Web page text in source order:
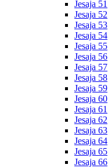
Jesaja 51
Jesaja 52
Jesaja 53
Jesaja 54
Jesaja 55
Jesaja 56
Jesaja 57
Jesaja 58
Jesaja 59
Jesaja 60
Jesaja 61
Jesaja 62
Jesaja 63
Jesaja 64
Jesaja 65
Jesaja 66